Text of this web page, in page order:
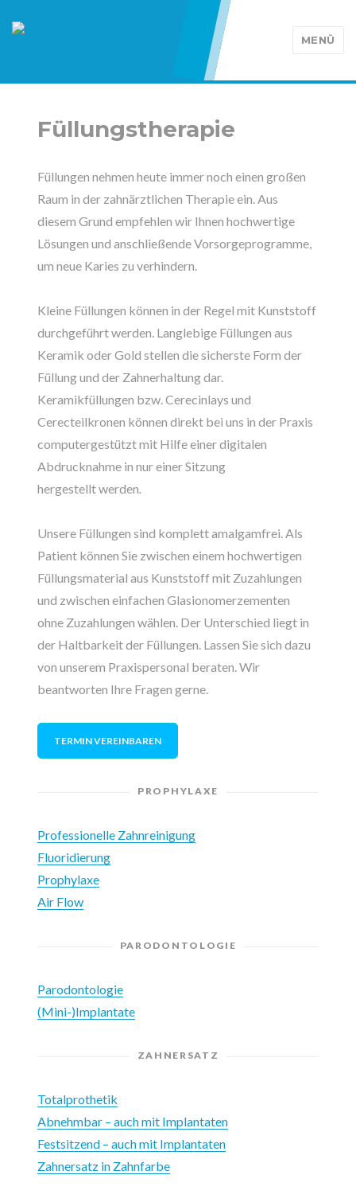
MENÜ
Füllungstherapie
Füllungen nehmen heute immer noch einen großen
Raum in der zahnärztlichen Therapie ein. Aus
diesem Grund empfehlen wir Ihnen hochwertige
Lösungen und anschließende Vorsorgeprogramme,
um neue Karies zu verhindern.
Kleine Füllungen können in der Regel mit Kunststoff
durchgeführt werden. Langlebige Füllungen aus
Keramik oder Gold stellen die sicherste Form der
Füllung und der Zahnerhaltung dar.
Keramikfüllungen bzw. Cerecinlays und
Cerecteilkronen können direkt bei uns in der Praxis
computergestütztmit Hilfe einer digitalen
Abdrucknahme in nureiner Sitzung
hergestellt werden.
Unsere Füllungen sind komplett amalgamfrei. Als
Patient können Sie zwischen einem hochwertigen
Füllungsmaterial aus Kunststoff mit Zuzahlungen
und zwischen einfachen Glasionomerzementen
ohne Zuzahlungen wählen. Der Unterschied liegt in
der Haltbarkeit der Füllungen. Lassen Sie sich dazu
von unserem Praxispersonal beraten. Wir
beantworten Ihre Fragen gerne.
TERMIN VEREINBAREN
PROPHYLAXE
Professionelle Zahnreinigung
Fluoridierung
Prophylaxe
Air Flow
PARODONTOLOGIE
Parodontologie
(Mini-)Implantate
ZAHNERSATZ
Totalprothetik
Abnehmbar – auch mit Implantaten
Festsitzend – auch mit Implantaten
Zahnersatz in Zahnfarbe